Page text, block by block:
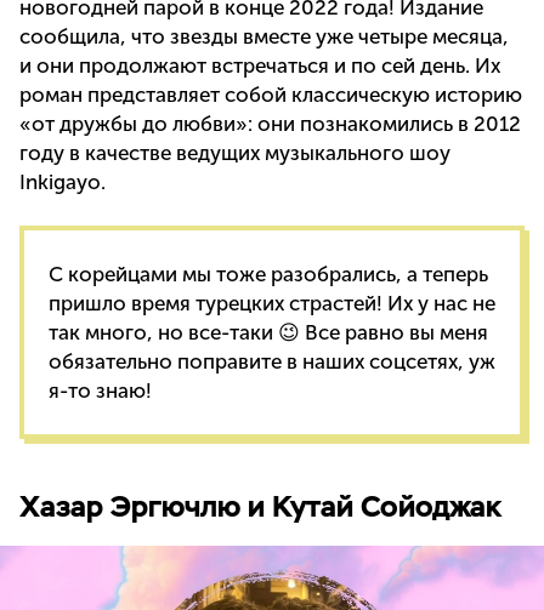
новогодней парой в конце 2022 года! Издание
сообщила, что звезды вместе уже четыре месяца,
и они продолжают встречаться и по сей день. Их
роман представляет собой классическую историю
«от дружбы до любви»: они познакомились в 2012
году в качестве ведущих музыкального шоу
Inkigayo.
C корейцами мы тоже разобрались, а теперь
пришло время турецких страстей! Их у нас не
так много, но все-таки 😉 Все равно вы меня
обязательно поправите в наших соцсетях, уж
я-то знаю!
Хазар Эргючлю и Кутай Сойоджак